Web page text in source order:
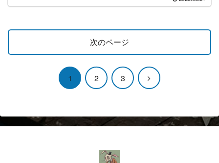
次のページ
1 2 3
次